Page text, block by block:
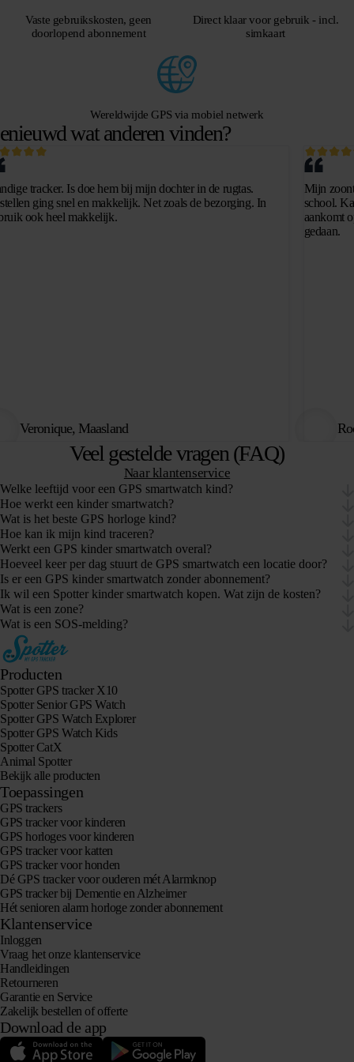
Vaste gebruikskosten, geen
doorlopend abonnement
Direct klaar voor gebruik - incl.
simkaart
Wereldwijde GPS via mobiel netwerk
wat anderen vinden?
tracker. Is doe hem bij mijn dochter in de rugtas.
ging snel en makkelijk. Net zoals de bezorging. In
ook heel makkelijk.
Veronique, Maasland
Mijn
school.
aankomt
gedaan.
Veel gestelde vragen (FAQ)
Naar klantenservice
Welke leeftijd voor een GPS smartwatch kind?
Hoe werkt een kinder smartwatch?
Wat is het beste GPS horloge kind?
Hoe kan ik mijn kind traceren?
Werkt een GPS kinder smartwatch overal?
Hoeveel keer per dag stuurt de GPS smartwatch een locatie door?
Is er een GPS kinder smartwatch zonder abonnement?
Ik wil een Spotter kinder smartwatch kopen. Wat zijn de kosten?
Wat is een zone?
Wat is een SOS-melding?
Producten
Spotter GPS tracker X10
Spotter Senior GPS Watch
Spotter GPS Watch Explorer
Spotter GPS Watch Kids
Spotter CatX
Animal Spotter
Bekijk alle producten
Toepassingen
GPS trackers
GPS tracker voor kinderen
GPS horloges voor kinderen
GPS tracker voor katten
GPS tracker voor honden
Dé GPS tracker voor ouderen mét Alarmknop
GPS tracker bij Dementie en Alzheimer
Hét senioren alarm horloge zonder abonnement
Klantenservice
Inloggen
Vraag het onze klantenservice
Handleidingen
Retourneren
Garantie en Service
Zakelijk bestellen of offerte
Download de app